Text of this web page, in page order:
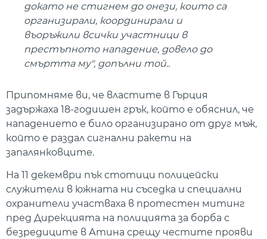
докато не стигнем до онези, които са
организирали, координирали и
въоръжили всички участници в
престъпното нападение, довело до
смъртта му", допълни той..
Припомняме ви, че властите в Гърция
задържаха 18-годишен грък, който е обяснил, че
нападението е било организирано от друг мъж,
който е раздал сигнални ракети на
запалянковците.
На 11 декември пък стотици полицейски
служители в южната ни съседка и специални
охранители участваха в протестен митинг
пред Дирекцията на полицията за борба с
безредиците в Атина срещу честите прояви